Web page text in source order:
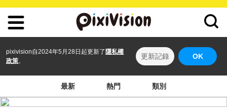
pixivision自2024年5月28日起更新了 隱私權
政策。
更新記錄 OK
最新 熱門 類別